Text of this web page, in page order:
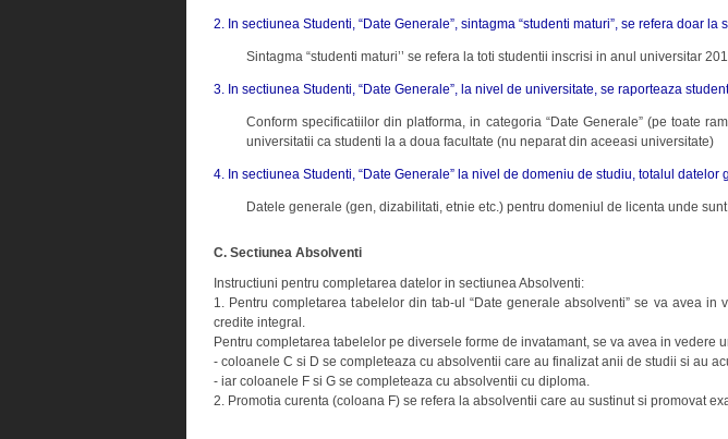
2. In sectiunea Studenti, “Date Generale”, sintagma “studenti maturi”, se refera doar
Sintagma “studenti maturi’’ se refera la toti studentii inscrisi in anul universitar
3. In sectiunea Studenti, “Date Generale”, la nivel de universitate, se raporteaza
Conform specificatiilor din platforma, in categoria “Date Generale” (pe toate
universitatii ca studenti la a doua facultate (nu neparat din aceeasi universitate)
4. In sectiunea Studenti, “Date Generale” la nivel de domeniu de studiu, totalul
Datele generale (gen, dizabilitati, etnie etc.) pentru domeniul de licenta unde
C. Sectiunea Absolventi
Instructiuni pentru completarea datelor in sectiunea Absolventi:
1. Pentru completarea tabelelor din tab-ul “Date generale absolventi” se va avea
credite integral.
Pentru completarea tabelelor pe diversele forme de invatamant, se va avea in vedere
- coloanele C si D se completeaza cu absolventii care au finalizat anii de studii si au
- iar coloanele F si G se completeaza cu absolventii cu diploma.
2. Promotia curenta (coloana F) se refera la absolventii care au sustinut si promovat